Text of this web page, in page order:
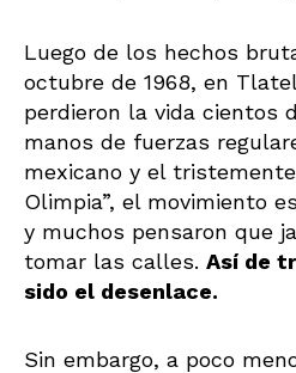
Luego de los hechos
octubre de 1968, en
perdieron la vida cientos
manos de fuerzas
mexicano y el
Olimpia”, el movimiento
y muchos pensaron que
tomar las calles. Así de
sido el desenlace.
Sin embargo, a poco